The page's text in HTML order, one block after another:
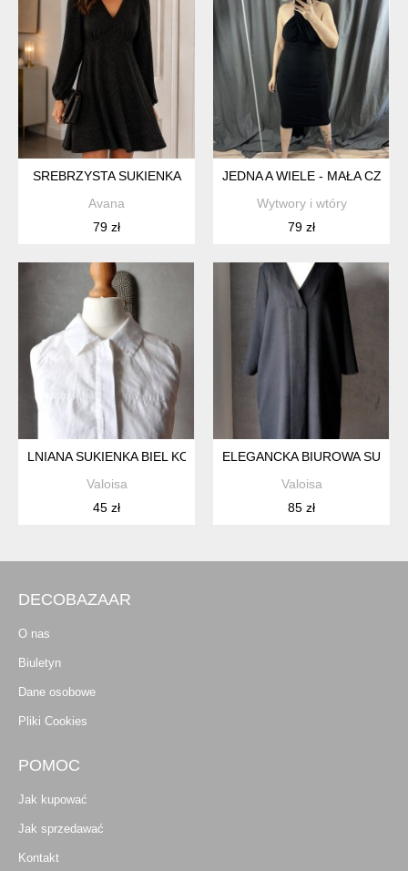
SREBRZYSTA SUKIENKA
Avana
79 zł
JEDNA A WIELE - MAŁA
Wytwory i wtóry
79 zł
LNIANA SUKIENKA BIEL KOŁNIERZYK KIESZENIE S M
Valoisa
45 zł
ELEGANCKA BIUROWA
Valoisa
85 zł
DECOBAZAAR
O nas
Biuletyn
Dane osobowe
Pliki Cookies
POMOC
Jak kupować
Jak sprzedawać
Kontakt